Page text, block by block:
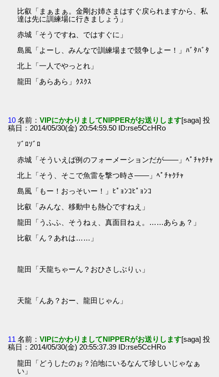
比叡「まぁまぁ。金剛お姉さまはすぐ戻られますから、私
達は先に訓練場に行きましょう」
赤城「そうですね、ではすぐに」
島風「よーし、みんなで訓練場まで競争しよー！」ﾊﾞﾀﾊﾞﾀ
北上「一人でやっとれ」
龍田「あらあら」ｸｽｸｽ
10 名前：VIPにかわりましてNIPPERがお送りします[saga] 投
稿日：2014/05/30(金) 20:54:59.50 ID:rse5CcHRo
ｿﾞﾛｿﾞﾛ
赤城「そういえば例のフォーメーションだが――」ﾍﾟﾁｬｸﾁｬ
北上「そう、そこで魚雷を撃つ時さ――」ﾍﾟﾁｬｸﾁｬ
島風「もー！おっそいー！」ﾋﾟｮﾝｺﾋﾟｮﾝｺ
比叡「みんな、移動中も熱心ですねえ」
龍田「うふふ、そうねぇ、真面目ねぇ。……あらぁ？」
比叡「ん？あれは……」
龍田「天龍ちゃーん？おひさしぶりぃ」
天龍「んあ？おー、龍田じゃん」
11 名前：VIPにかわりましてNIPPERがお送りします[saga] 投
稿日：2014/05/30(金) 20:55:37.39 ID:rse5CcHRo
龍田「どうしたのぉ？泊地にいるなんて珍しいじゃなぁ
い」